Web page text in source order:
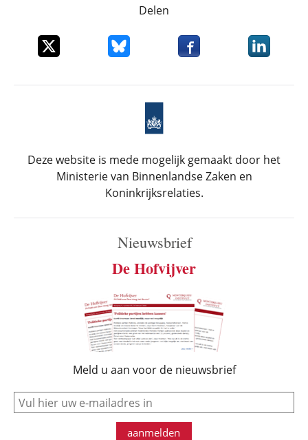
Delen
Deel dit item op XDeel dit item op Bluesky
Deel dit item opDeel dit
Deze website is mede mogelijk gemaakt door het
Ministerie van Binnenlandse Zaken en
Koninkrijksrelaties.
Nieuwsbrief
De Hofvijver
Meld u aan voor de nieuwsbrief
e-mail
aanmelden